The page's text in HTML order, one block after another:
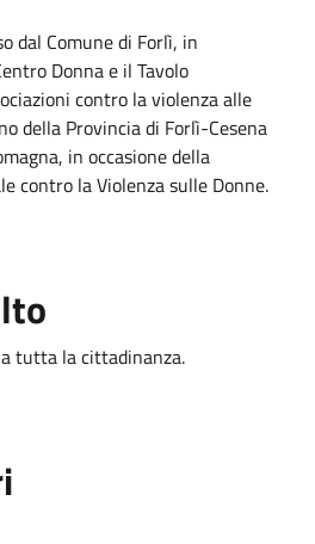
dal Comune di Forlì, in
Donna e il Tavolo
contro la violenza alle
della Provincia di Forlì-Cesena
in occasione della
contro la Violenza sulle Donne.
tutta la cittadinanza.